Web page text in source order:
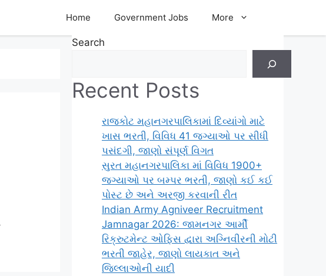
Home Government Jobs More
Search
Recent Posts
રાજકોટ મહાનગરપાલિકામાં દિવ્યાંગો માટે
ખાસ ભરતી, વિવિધ 41 જગ્યાઓ પર સીધી
પસંદગી, જાણો સંપૂર્ણ વિગત
સુરત મહાનગરપાલિકા માં વિવિધ 1900+
જગ્યાઓ પર બમ્પર ભરતી, જાણો કઈ કઈ
પોસ્ટ છે અને અરજી કરવાની રીત
Indian Army Agniveer Recruitment
Jamnagar 2026: જામનગર આર્મી
રિક્રુટમેન્ટ ઓફિસ દ્વારા અગ્નિવીરની મોટી
ભરતી જાહેર, જાણો લાયકાત અને
જિલ્લાઓની યાદી